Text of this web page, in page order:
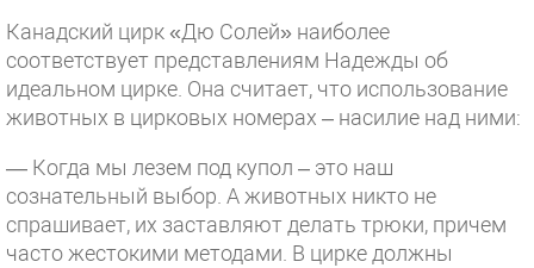
Канадский цирк «Дю Солей» наиболее
соответствует представлениям Надежды об
идеальном цирке. Она считает, что использование
животных в цирковых номерах – насилие над ними:
— Когда мы лезем под купол – это наш
сознательный выбор. А животных никто не
спрашивает, их заставляют делать трюки, причем
часто жестокими методами. В цирке должны